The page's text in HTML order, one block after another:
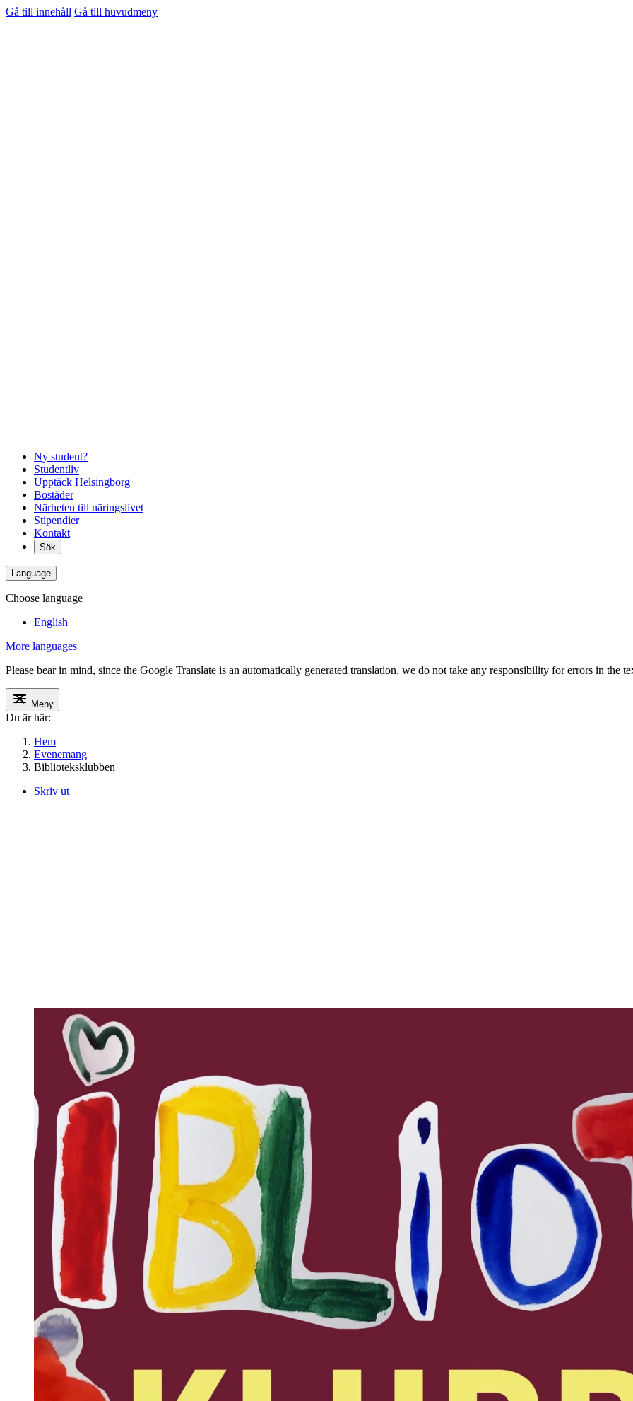
Gå till innehåll Gå till huvudmeny
Ny student?
Studentliv
Upptäck Helsingborg
Bostäder
Närheten till näringslivet
Stipendier
Kontakt
Sök
Language
Choose language
English
More languages
Please bear in mind, since the Google Translate is an automatically generated translation, we do not take any responsibility for errors in the
Meny
Du är här:
Hem
Evenemang
Biblioteksklubben
Skriv ut